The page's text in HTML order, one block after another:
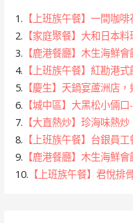
1. 【上班族午餐】一間咖
2. 【家庭聚餐】大和日本
3. 【鹿港餐廳】木生海鮮會
4. 【上班族午餐】紅勘港
5. 【慶生】天鍋宴蘆洲店
6. 【城中區】大黑松小倆
7. 【大直熱炒】珍海味熱炒
8. 【上班族午餐】台銀員
9. 【鹿港餐廳】木生海鮮會
10. 【上班族午餐】君悅排